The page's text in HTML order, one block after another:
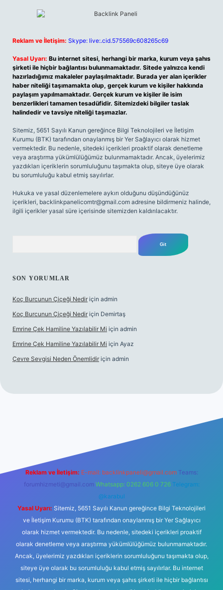
Reklam ve İletişim: Skype: live:.cid.575569c608265c69
Yasal Uyarı: Bu internet sitesi, herhangi bir marka, kurum veya şahıs
şirketi ile hiçbir bağlantısı bulunmamaktadır. Sitede yalnızca kendi
hazırladığımız makaleler paylaşılmaktadır. Burada yer alan içerikler
haber niteliği taşımamakta olup, gerçek kurum ve kişiler hakkında
paylaşım yapılmamaktadır. Gerçek kurum ve kişiler ile isim
benzerlikleri tamamen tesadüfidir. Sitemizdeki bilgiler taslak
halindedir ve tavsiye niteliği taşımazlar.
Sitemiz, 5651 Sayılı Kanun gereğince Bilgi Teknolojileri ve İletişim
Kurumu (BTK) tarafından onaylanmış bir Yer Sağlayıcı olarak hizmet
vermektedir. Bu nedenle, sitedeki içerikleri proaktif olarak denetleme
veya araştırma yükümlülüğümüz bulunmamaktadır. Ancak, üyelerimiz
yazdıkları içeriklerin sorumluluğunu taşımakta olup, siteye üye olarak
bu sorumluluğu kabul etmiş sayılırlar.
Hukuka ve yasal düzenlemelere aykırı olduğunu düşündüğünüz
içerikleri, backlinkpanelicomtr@gmail.com adresine bildirmeniz halinde,
ilgili içerikler yasal süre içerisinde sitemizden kaldırılacaktır.
SON YORUMLAR
Koç Burcunun Çiçeği Nedir için admin
Koç Burcunun Çiçeği Nedir için Demirtaş
Emrine Çek Hamiline Yazılabilir Mi için admin
Emrine Çek Hamiline Yazılabilir Mi için Ayaz
Çevre Sevgisi Neden Önemlidir için admin
Reklam ve İletişim: E-mail: backlinkpaneli@gmail.com Teams:
forumhizmeti@gmail.com Whatsapp: 0262 606 0 726 Telegram:
@karabul
Yasal Uyarı: Sitemiz, 5651 Sayılı Kanun gereğince Bilgi Teknolojileri
ve İletişim Kurumu (BTK) tarafından onaylanmış bir Yer Sağlayıcı
olarak hizmet vermektedir. Bu nedenle, sitedeki içerikleri proaktif
olarak denetleme veya araştırma yükümlülüğümüz bulunmamaktadır.
Ancak, üyelerimiz yazdıkları içeriklerin sorumluluğunu taşımakta olup,
siteye üye olarak bu sorumluluğu kabul etmiş sayılırlar. Bu internet
sitesi, herhangi bir marka, kurum veya şahıs şirketi ile hiçbir bağlantısı